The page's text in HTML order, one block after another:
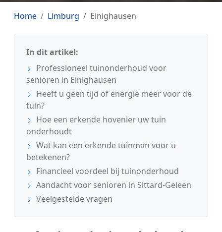
Home Limburg Einighausen
In dit artikel:
Professioneel tuinonderhoud voor
senioren in Einighausen
Heeft u geen tijd of energie meer voor de
tuin?
Hoe een erkende hovenier uw tuin
onderhoudt
Wat kan een erkende tuinman voor u
betekenen?
Financieel voordeel bij tuinonderhoud
Aandacht voor senioren in Sittard-Geleen
Veelgestelde vragen